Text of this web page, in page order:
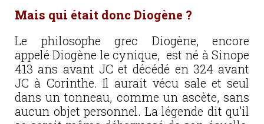
Mais qui était donc Diogène ?
Le philosophe grec Diogène, encore
appelé Diogène le cynique, est né à Sinope
413 ans avant JC et décédé en 324 avant
JC à Corinthe. Il aurait vécu sale et seul
dans un tonneau, comme un ascète, sans
aucun objet personnel. La légende dit qu’il